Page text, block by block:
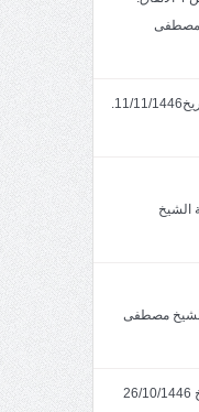
مصطفى
خطبة الجمعة: ميلاد باب الجنان .بتاريخ11/11/1446.
1446 سماحة الشيخ
1446 سماحةالشيخ مصطفى
خطبة الجمعة٢- أمران مهمان.بتاريخ 26/10/1446